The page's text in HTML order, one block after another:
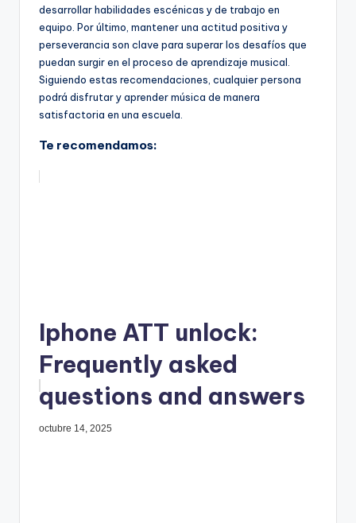
desarrollar habilidades escénicas y de trabajo en
equipo. Por último, mantener una actitud positiva y
perseverancia son clave para superar los desafíos que
puedan surgir en el proceso de aprendizaje musical.
Siguiendo estas recomendaciones, cualquier persona
podrá disfrutar y aprender música de manera
satisfactoria en una escuela.
Te recomendamos:
Iphone ATT unlock:
Frequently asked
questions and answers
octubre 14, 2025